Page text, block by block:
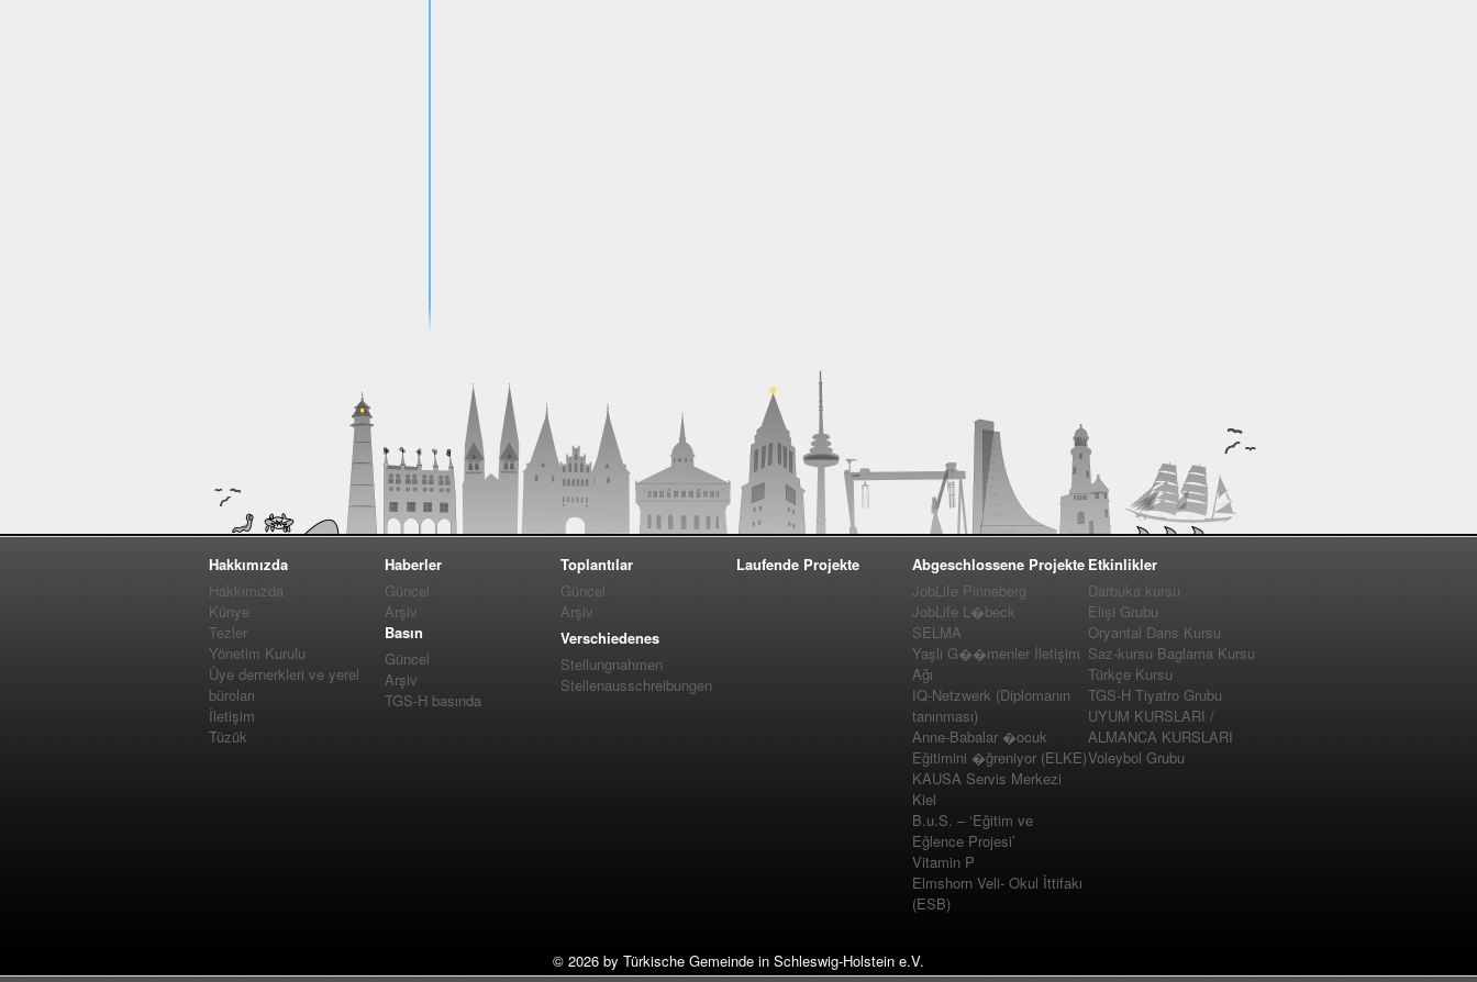
Hakkımızda
Hakkımızda
Künye
Tezler
Yönetim Kurulu
Üye dernerkleri ve yerel
büroları
İletişim
Tüzük
Haberler
Güncel
Arşiv
Basın
Güncel
Arşiv
TGS-H basında
Toplantılar
Güncel
Arşiv
Verschiedenes
Stellungnahmen
Stellenausschreibungen
Laufende Projekte
Abgeschlossene Projekte
JobLife Pinneberg
JobLife L�beck
SELMA
Yaşlı G��menler İletişim
Ağı
IQ-Netzwerk (Diplomanın
tanınması)
Anne-Babalar �ocuk
Eğitimini �ğreniyor (ELKE)
KAUSA Servis Merkezi
Kiel
B.u.S. – ‘Eğitim ve
Eğlence Projesi’
Vitamin P
Elmshorn Veli- Okul İttifakı
(ESB)
Etkinlikler
Darbuka kursu
Elişi Grubu
Oryantal Dans Kursu
Saz-kursu Baglama Kursu
Türkçe Kursu
TGS-H Tiyatro Grubu
UYUM KURSLARI /
ALMANCA KURSLARI
Voleybol Grubu
© 2026 by Türkische Gemeinde in Schleswig-Holstein e.V.